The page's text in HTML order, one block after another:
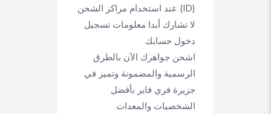
(ID) عند استخدام مراكز الشحن
لا تشارك أبدا معلومات تسجيل
دخول حسابك
اشحن جواهرك الآن بالطرق
الرسمية والمضمونة وتميز في
جزيرة فري فاير بأفضل
الشخصيات والمعدات